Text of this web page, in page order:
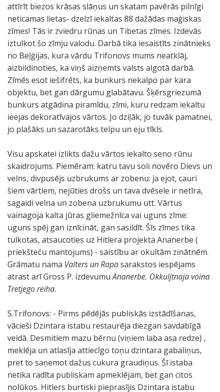
attīrīt biezos krāsas slāņus un skatam pavērās pilnīgi
neticamas lietas- dzelzī iekaltas 88 dažādas maģiskas
zīmes! Tās ir zviedru rūnas un Tibetas zīmes. Izdevās
iztulkot šo zīmju valodu. Darbā tika iesaistīts zinātnieks
no Beļģijas, kura vārdu Trifonovs mums neatklāj,
aizbildinoties, ka viņš aizņemts valsts algotā darbā.
Zīmēs esot iešifrēts, ka bunkurs nekalpo par kara
objektu, bet gan dārgumu glabātavu. Šķērsgriezumā
bunkurs atgādina piramīdu, zīmi, kuru redzam iekaltu
ieejas dekoratīvajos vārtos. Jo dziļāk, jo tuvāk pamatnei,
jo plašāks un sazarotāks telpu un eju tīkls.
Visu apskatei izlikts dažu vārtos iekalto seno rūnu
skaidrojums. Piemēram: katru tavu soli novēro Dievs un
velns, divpusējs uzbrukums ar zobenu: ja ejot, cauri
šiem vārtiem, nejūties drošs un tava dvēsele ir netīra,
sagaidi velna un zobena uzbrukumu utt. Vārtus
vainagoja kalta jūras gliemežnīca vai uguns zīme:
uguns spēj gan iznīcināt, gan sasildīt. Šīs zīmes tika
tulkotas, atsaucoties uz Hitlera projekta Ananerbe (
priekšteču mantojums) - saistību ar okultām zinātnēm.
Grāmatu nama Valters un Rapasarakstos iespējams
atrast arī Gross P. izdevumuAnanerbe. Okkuljtnaja voina
Tretjego reiha.
S.Trifonovs: - Pirms pēdējās publiskās izstādīšanas,
vācieši Dzintara istabu restaurēja diezgan savdabīgā
veidā. Desmitiem mazu bērnu (viņiem laba asa redze) ,
meklēja un atlasīja attiecīgo toņu dzintara gabaliņus,
pret to saņemot dažus cukura graudiņus. Šī istaba
netika radīta publiskam apmeklējam, bet gan citos
nolūkos. Hitlers burtiski pieprasījis Dzintara istabu